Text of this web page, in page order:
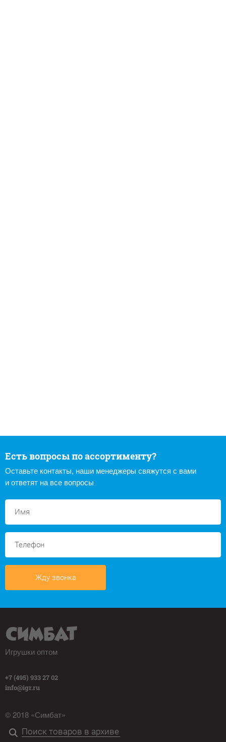
Есть вопросы по ассортименту?
Оставьте контакты, наши менеджеры свяжутся с вами
и ответят на все вопросы
Жду звонка
Игрушки оптом
+7 (495) 933 27 02
info@igr.ru
© 2018 «Симбат»